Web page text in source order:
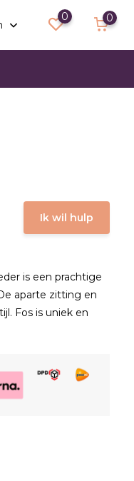
0 0
Ik wil hulp
is een prachtige
aparte zitting en
Fos is uniek en